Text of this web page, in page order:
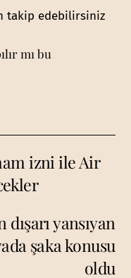
takip edebilirsiniz
mı bu
izni ile Air
dışarı yansıyan
şaka konusu
oldu